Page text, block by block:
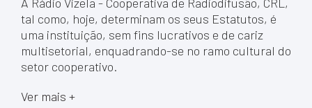
tal como, hoje, determinam os seus Estatutos, é
uma instituição, sem fins lucrativos e de cariz
multisetorial, enquadrando-se no ramo cultural do
setor cooperativo.
Ver mais +